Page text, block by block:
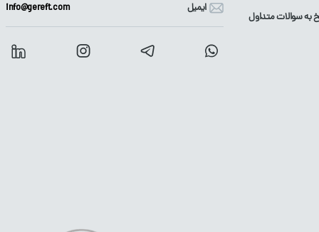
به سوالات متداول
ایمیل info@gereft.com